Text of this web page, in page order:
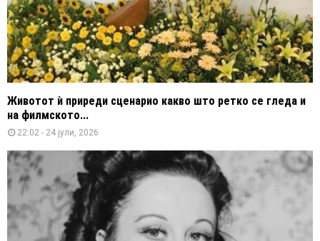
Животот ѝ приреди сценарио какво што ретко се гледа и
на филмското...
22:02 - 24 јули, 2026